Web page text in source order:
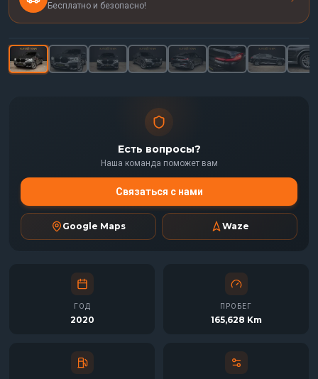
Бесплатно и безопасно!
1/35
Есть вопросы?
Наша команда поможет вам
Связаться с нами
Google Maps Waze
ГОД
2020
ПРОБЕГ
165,628 Km